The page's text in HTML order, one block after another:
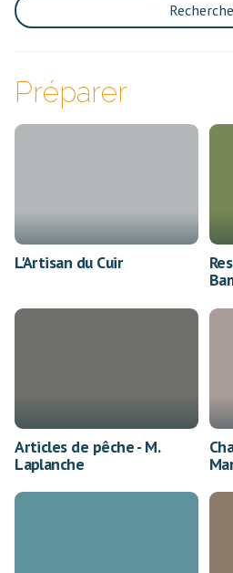
Préparer
L'Artisan du Cuir
Articles de pêche - M.
Laplanche